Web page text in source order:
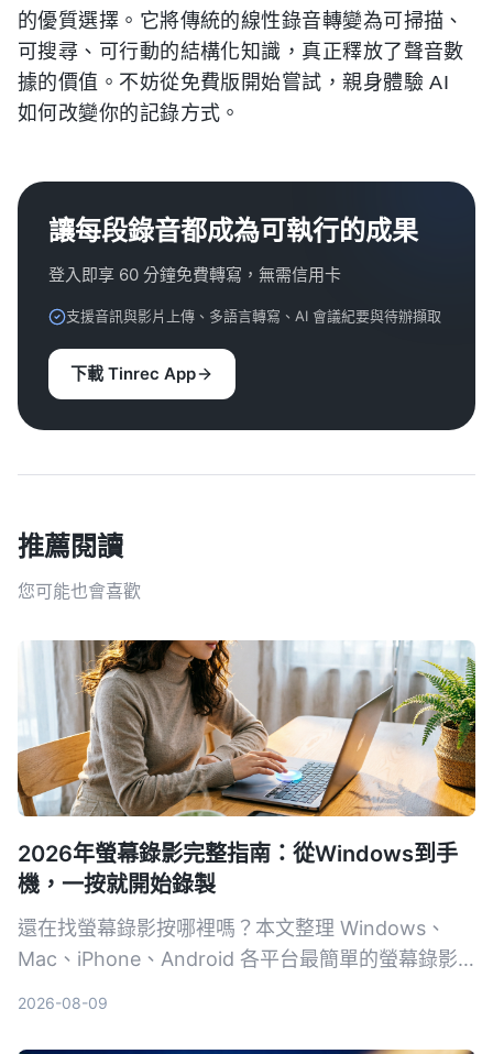
的優質選擇。它將傳統的線性錄音轉變為可掃描、
可搜尋、可行動的結構化知識，真正釋放了聲音數
據的價值。不妨從免費版開始嘗試，親身體驗 AI
如何改變你的記錄方式。
讓每段錄音都成為可執行的成果
登入即享 60 分鐘免費轉寫，無需信用卡
支援音訊與影片上傳、多語言轉寫、AI 會議紀要與待辦擷取
下載 Tinrec App
推薦閱讀
您可能也會喜歡
2026年螢幕錄影完整指南：從Windows到手
機，一按就開始錄製
還在找螢幕錄影按哪裡嗎？本文整理 Windows、
Mac、iPhone、Android 各平台最簡單的螢幕錄影
2026-08-09